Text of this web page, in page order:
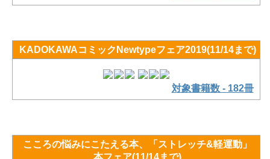
KADOKAWAコミックNewtypeフェア2019(11/14まで)
対象書籍数 - 182冊
こころの悩みにこたえる本、「ストレッチ&軽運動」